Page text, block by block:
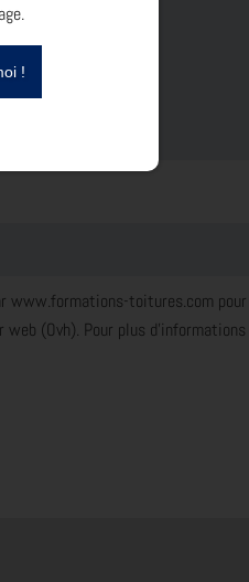
toitures.com
(Ovh). Pour plus
!